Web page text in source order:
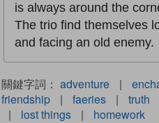
is always around the
The trio find themselves
and facing an old enemy.
關鍵字詞： adventure |
friendship
| faeries | truth
|
lost things | homework